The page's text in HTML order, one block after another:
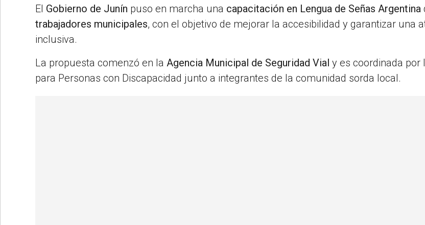
El Gobierno de Junín puso en marcha una capacitación en Lengua de Señas Argentina
trabajadores municipales, con el objetivo de mejorar la accesibilidad y garantizar una
inclusiva.
La propuesta comenzó en la Agencia Municipal de Seguridad Vial y es coordinada por
para Personas con Discapacidad junto a integrantes de la comunidad sorda local.